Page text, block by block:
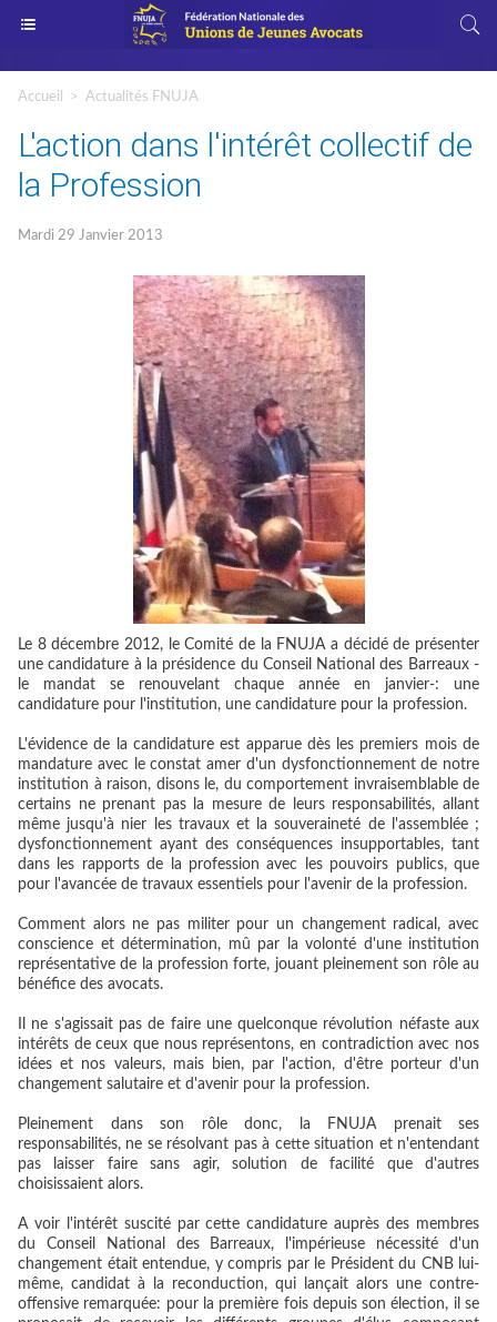
Accueil > Actualités FNUJA
L'action dans l'intérêt collectif de
la Profession
Mardi 29 Janvier 2013
Le 8 décembre 2012, le Comité de la FNUJA a décidé de présenter
une candidature à la présidence du Conseil National des Barreaux -
le mandat se renouvelant chaque année en janvier-: une
candidature pour l'institution, une candidature pour la profession.
L'évidence de la candidature est apparue dès les premiers mois de
mandature avec le constat amer d'un dysfonctionnement de notre
institution à raison, disons le, du comportement invraisemblable de
certains ne prenant pas la mesure de leurs responsabilités, allant
même jusqu'à nier les travaux et la souveraineté de l'assemblée ;
dysfonctionnement ayant des conséquences insupportables, tant
dans les rapports de la profession avec les pouvoirs publics, que
pour l'avancée de travaux essentiels pour l'avenir de la profession.
Comment alors ne pas militer pour un changement radical, avec
conscience et détermination, mû par la volonté d'une institution
représentative de la profession forte, jouant pleinement son rôle au
bénéfice des avocats.
Il ne s'agissait pas de faire une quelconque révolution néfaste aux
intérêts de ceux que nous représentons, en contradiction avec nos
idées et nos valeurs, mais bien, par l'action, d'être porteur d'un
changement salutaire et d'avenir pour la profession.
Pleinement dans son rôle donc, la FNUJA prenait ses
responsabilités, ne se résolvant pas à cette situation et n'entendant
pas laisser faire sans agir, solution de facilité que d'autres
choisissaient alors.
A voir l'intérêt suscité par cette candidature auprès des membres
du Conseil National des Barreaux, l'impérieuse nécessité d'un
changement était entendue, y compris par le Président du CNB lui-
même, candidat à la reconduction, qui lançait alors une contre-
offensive remarquée: pour la première fois depuis son élection, il se